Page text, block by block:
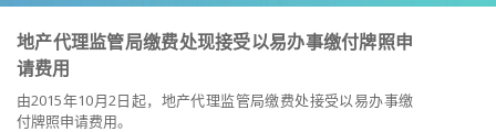
地产代理监管局缴费处现接受以易办事缴付牌照申
请费用
由2015年10月2日起，地产代理监管局缴费处接受以易办事缴
付牌照申请费用。